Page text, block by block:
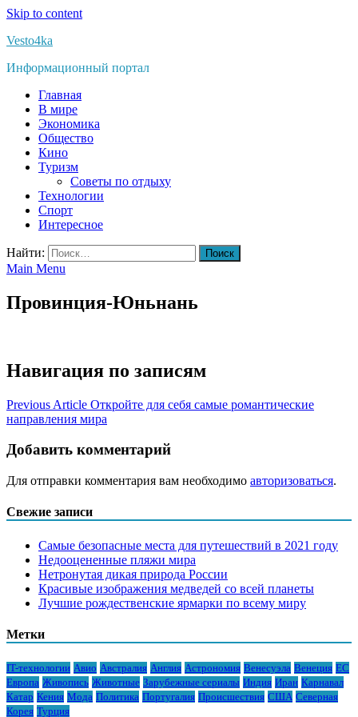
Skip to content
Vesto4ka
Информационный портал
Главная
В мире
Экономика
Общество
Кино
Туризм
Советы по отдыху
Технологии
Спорт
Интересное
Найти:
Main Menu
Провинция-Юньнань
Навигация по записям
Previous Article Откройте для себя самые романтические
направления мира
Добавить комментарий
Для отправки комментария вам необходимо авторизоваться.
Свежие записи
Самые безопасные места для путешествий в 2021 году
Недооцененные пляжи мира
Нетронутая дикая природа России
Красивые изображения медведей со всей планеты
Лучшие рождественские ярмарки по всему миру
Метки
IT-технологии Авио Австралия Англия Астрономия Венесуэла Венеция ЕС
Европа Живопись Животные Зарубежные сериалы Индия Иран Карнавал
Катар Кения Мода Политика Португалия Происшествия США Северная
Корея Турция